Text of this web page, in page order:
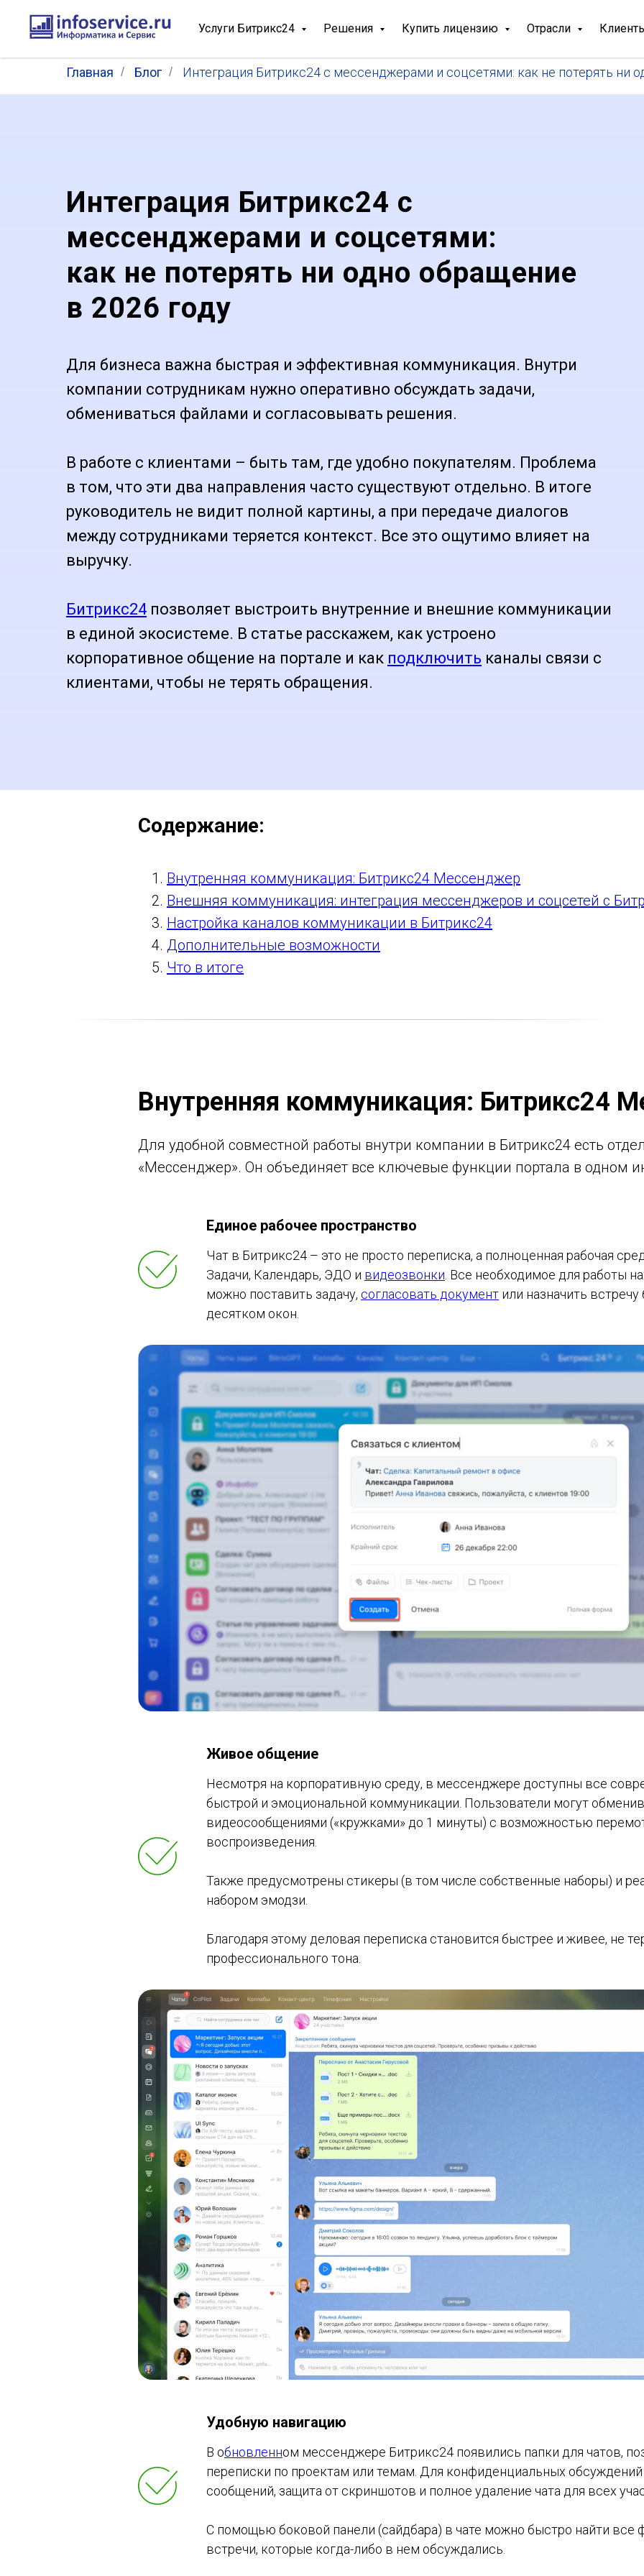
Услуги Битрикс24 Решения Купить лицензию Отрасли
Главная / Блог / Интеграция Битрикс24 с мессенджерами и соцсетями: как не потерять ни
Интеграция Битрикс24 с
мессенджерами и соцсетями:
как не потерять ни одно обращение
в 2026 году
Для бизнеса важна быстрая и эффективная коммуникация. Внутри
компании сотрудникам нужно оперативно обсуждать задачи,
обмениваться файлами и согласовывать решения.
В работе с клиентами – быть там, где удобно покупателям. Проблема
в том, что эти два направления часто существуют отдельно. В итоге
руководитель не видит полной картины, а при передаче диалогов
между сотрудниками теряется контекст. Все это ощутимо влияет на
выручку.
Битрикс24 позволяет выстроить внутренние и внешние коммуникации
в единой экосистеме. В статье расскажем, как устроено
корпоративное общение на портале и как подключить каналы связи с
клиентами, чтобы не терять обращения.
Содержание:
Внутренняя коммуникация: Битрикс24 Мессенджер
Внешняя коммуникация: интеграция мессенджеров и соцсетей с
Настройка каналов коммуникации в Битрикс24
Дополнительные возможности
Что в итоге
Внутренняя коммуникация: Битрикс24
Для удобной совместной работы внутри компании в Битрикс24 есть
«Мессенджер». Он объединяет все ключевые функции портала в одном
Единое рабочее пространство
Чат в Битрикс24 – это не просто переписка, а полноценная рабочая
Задачи, Календарь, ЭДО и видеозвонки . Все необходимое для работы
можно поставить задачу, согласовать документ или назначить
десятком окон.
Живое общение
Несмотря на корпоративную среду, в мессенджере доступны все
быстрой и эмоциональной коммуникации. Пользователи могут
видеосообщениями («кружками» до 1 минуты) с возможностью
воспроизведения.
Также предусмотрены стикеры (в том числе собственные наборы) и
набором эмодзи.
Благодаря этому деловая переписка становится быстрее и живее, не
профессионального тона.
Удобную навигацию
В обновленном мессенджере Битрикс24 появились папки для чатов,
переписки по проектам или темам. Для конфиденциальных
сообщений, защита от скриншотов и полное удаление чата для всех
С помощью боковой панели (сайдбара) в чате можно быстро найти все
встречи, которые когда-либо в нем обсуждались.